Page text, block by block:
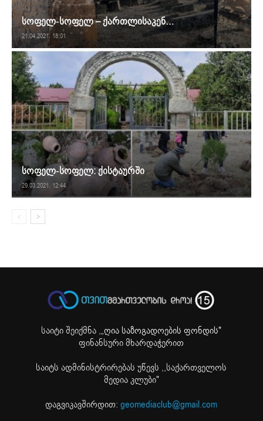
სოფელ-სოფელ – ქართლისაკენ…
21.04.2021. 18:01
სოფელ-სოფელ: ქისტაურში
29.03.2021. 12:44
საიტი შეიქმნა ,„ღია საზოგადოების ფონდის"
ფინანსური მხარდაჭერით
საიტს ადმინისტრირებას უწევს ,,საქართველოს
მედია კლუბი"
დაგვიკავშირდით:geomediaclub@gmail.com